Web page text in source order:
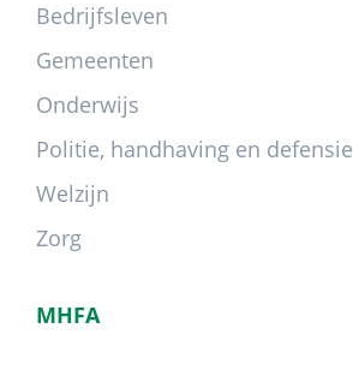
Bedrijfsleven
Gemeenten
Onderwijs
Politie, handhaving en defensie
Welzijn
Zorg
MHFA